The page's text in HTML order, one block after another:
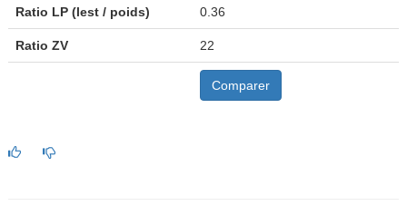
Ratio LP (lest / poids) 0.36
Ratio ZV 22
Comparer